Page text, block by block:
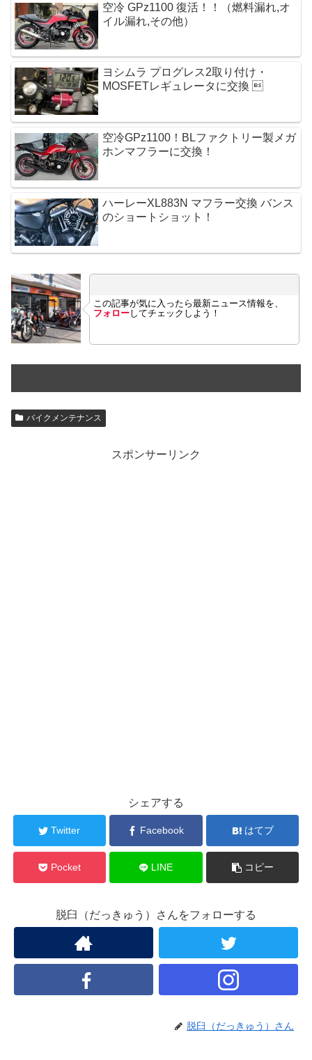
空冷 GPz1100 復活！！（燃料漏れ,オ
イル漏れ,その他）
ヨシムラ プログレス2取り付け・
MOSFETレギュレータに交換 
空冷GPz1100！BLファクトリー製メガ
ホンマフラーに交換！
ハーレーXL883N マフラー交換 バンス
のショートショット！
この記事が気に入ったら最新ニュース情報を、
フォローしてチェックしよう！
バイクメンテナンス
スポンサーリンク
シェアする
Twitter Facebook はてブ
Pocket LINE コピー
脱臼（だっきゅう）さんをフォローする
脱臼（だっきゅう）さん